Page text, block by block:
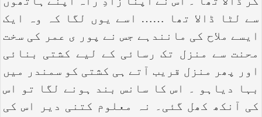
سے لٹا ڈالا تھا …… اسے یوں لگا کہ وہ ایک
ایسے ملاح کی مانندہے جس نے پور ی عمر کی سخت
محنت سے منزل تک رسائی کے لیے کشتی بنائی
اور پھر منزل قریب آتے ہی کشتی کو سمندر میں
بہا دیاہو ۔ اس کا سانس بند ہونے لگا تو اس
کی آنکھ کھل گئی۔ نہ معلوم کتنی دیر اس کی